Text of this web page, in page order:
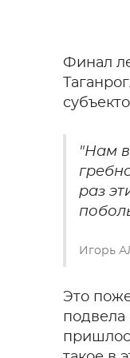
Финал
"Нам
раз
Игорь
Это
подвела